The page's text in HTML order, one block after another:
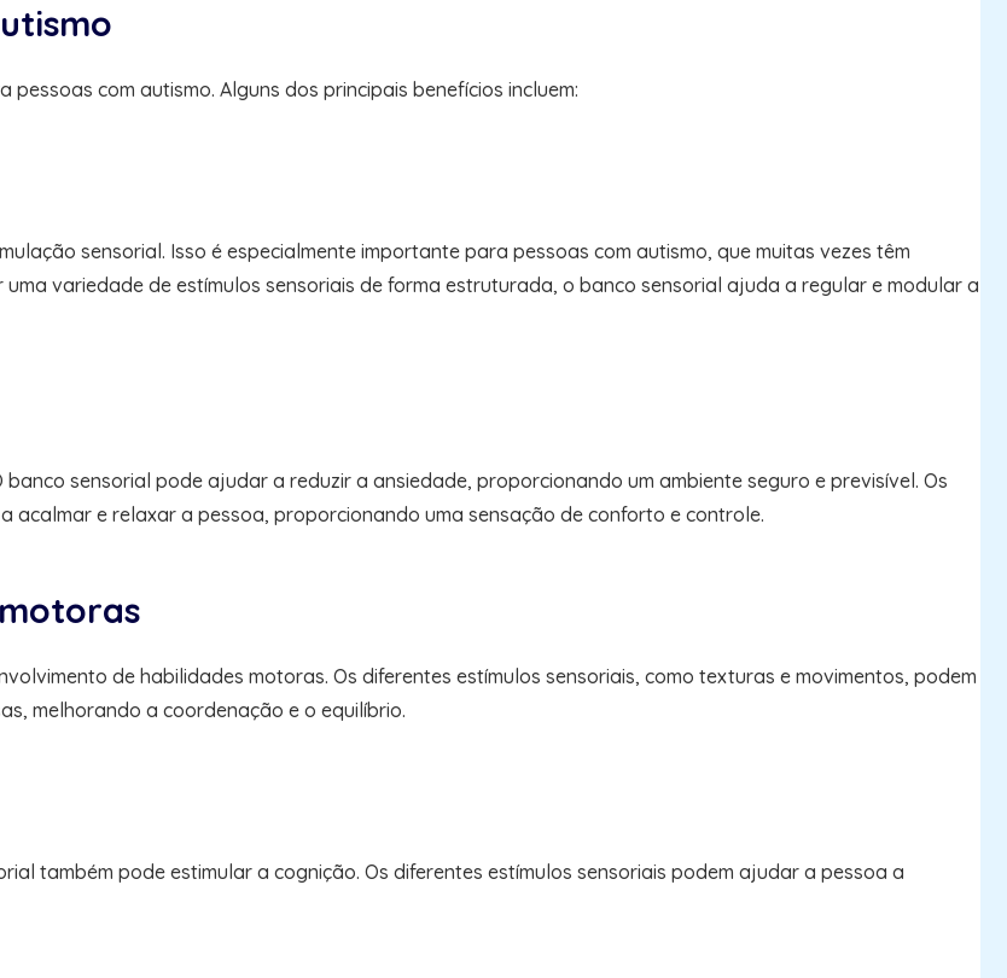
com autismo. Alguns dos principais benefícios incluem:
sensorial. Isso é especialmente importante para pessoas com autismo, que muitas vezes têm
variedade de estímulos sensoriais de forma estruturada, o banco sensorial ajuda a regular e modular a
sensorial pode ajudar a reduzir a ansiedade, proporcionando um ambiente seguro e previsível. Os
acalmar e relaxar a pessoa, proporcionando uma sensação de conforto e controle.
de habilidades motoras. Os diferentes estímulos sensoriais, como texturas e movimentos, podem
melhorando a coordenação e o equilíbrio.
também pode estimular a cognição. Os diferentes estímulos sensoriais podem ajudar a pessoa a